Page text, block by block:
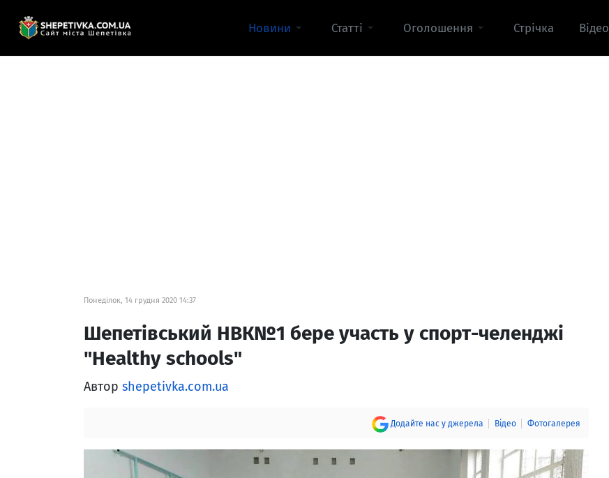
Новини Статті Оголошення Стрічка Відео
Понеділок, 14 грудня 2020 14:37
Шепетівський НВК№1 бере участь у спорт-челенджі
"Healthy schools"
Автор shepetivka.com.ua
Додайте нас у джерела Відео Фотогалерея